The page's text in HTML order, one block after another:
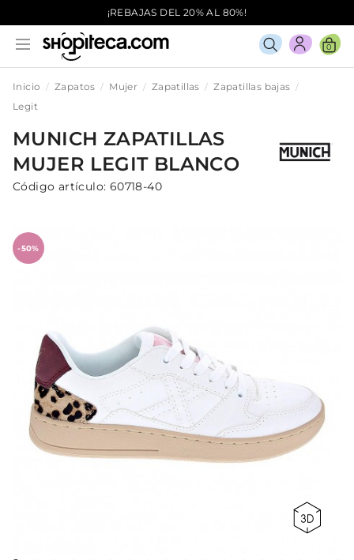
¡REBAJAS DEL 20% AL 80%!
0
Inicio Zapatos Mujer Zapatillas
Zapatillas bajas
Legit
MUNICH ZAPATILLAS
MUJER LEGIT BLANCO
Código artículo: 60718-40
-50%